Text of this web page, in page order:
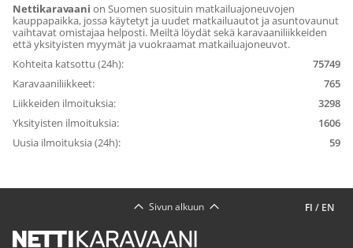
Nettikaravaani on Suomen suosituin matkailuajoneuvojen
kauppapaikka, jossa käytetyt ja uudet matkailuautot ja asuntovaunut
vaihtavat omistajaa helposti. Meiltä löydät sekä karavaaniliikkeiden
että yksityisten myymät ja vuokraamat matkailuajoneuvot.
Kohteita katsottu (24h):
75749
Karavaaniliikkeet:
765
Liikkeiden ilmoituksia:
3298
Yksityisten ilmoituksia:
1606
Uusia ilmoituksia (24h):
59
FI / EN
Sivun alkuun